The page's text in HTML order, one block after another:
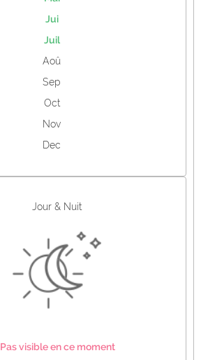
Jui
Juil
Aoû
Sep
Oct
Nov
Dec
Jour & Nuit
Pas visible en ce moment